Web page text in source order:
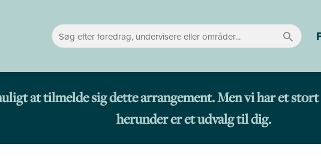
at tilmelde sig dette arrangement. Men vi har et stort
herunder er et udvalg til dig.